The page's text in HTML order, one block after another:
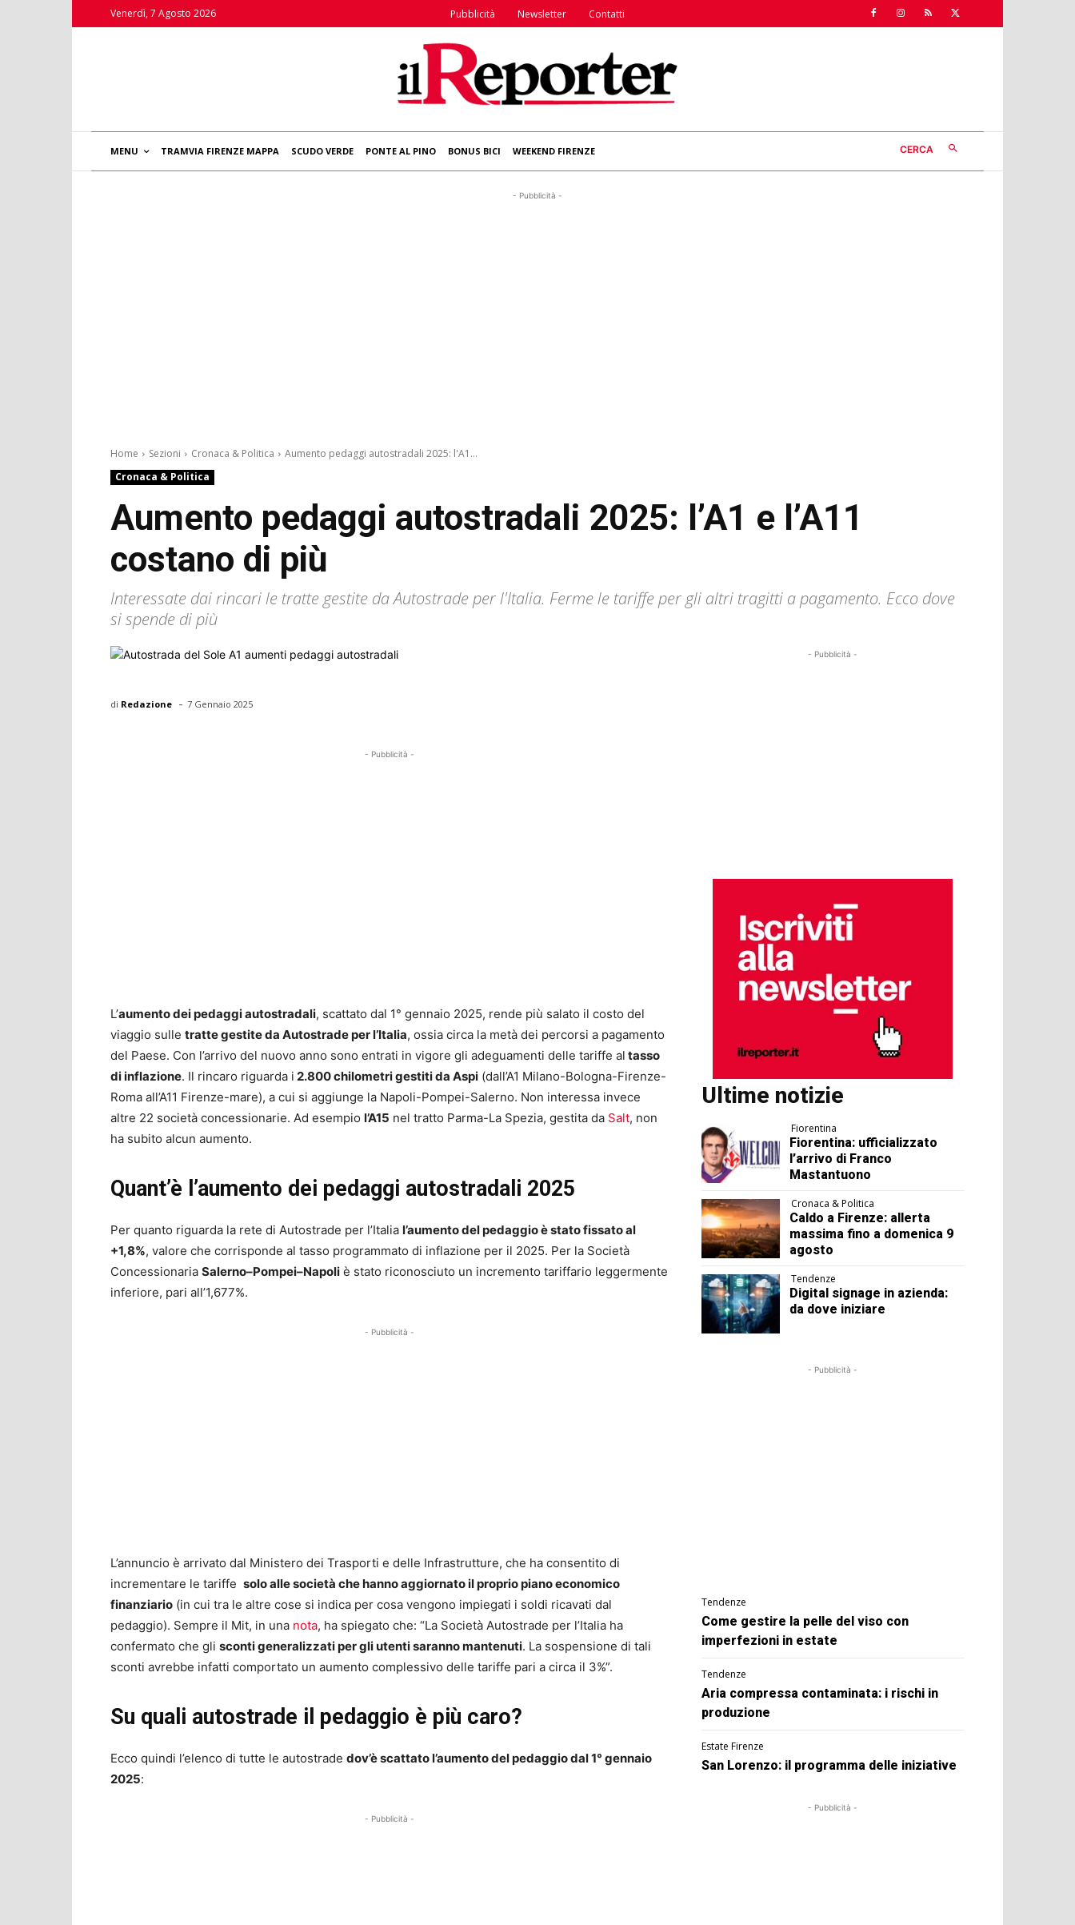
Venerdì, 7 Agosto 2026 Pubblicità Newsletter Contatti
MENU TRAMVIA FIRENZE MAPPA SCUDO VERDE PONTE AL PINO BONUS BICI WEEKEND FIRENZE CERCA
- Pubblicità -
Home Sezioni Cronaca & Politica
Aumento pedaggi autostradali 2025: l'A1...
Cronaca & Politica
Aumento pedaggi autostradali 2025: l’A1 e l’A11
costano di più
Interessate dai rincari le tratte gestite da Autostrade per l'Italia. Ferme le tariffe per gli altri tragitti a pagamento. Ecco dove
si spende di più
di Redazione - 7 Gennaio 2025
- Pubblicità -
L’aumento dei pedaggi autostradali, scattato dal 1° gennaio 2025, rende più salato il costo del
viaggio sulle tratte gestite da Autostrade per l’Italia, ossia circa la metà dei percorsi a pagamento
del Paese. Con l’arrivo del nuovo anno sono entrati in vigore gli adeguamenti delle tariffe al tasso
di inflazione. Il rincaro riguarda i 2.800 chilometri gestiti da Aspi (dall’A1 Milano-Bologna-Firenze-
Roma all’A11 Firenze-mare), a cui si aggiunge la Napoli-Pompei-Salerno. Non interessa invece
altre 22 società concessionarie. Ad esempio l’A15 nel tratto Parma-La Spezia, gestita da Salt, non
ha subito alcun aumento.
Quant’è l’aumento dei pedaggi autostradali 2025
Per quanto riguarda la rete di Autostrade per l’Italia l’aumento del pedaggio è stato fissato al
+1,8%, valore che corrisponde al tasso programmato di inflazione per il 2025. Per la Società
Concessionaria Salerno–Pompei–Napoli è stato riconosciuto un incremento tariffario leggermente
inferiore, pari all’1,677%.
- Pubblicità -
L’annuncio è arrivato dal Ministero dei Trasporti e delle Infrastrutture, che ha consentito di
incrementare le tariffe solo alle società che hanno aggiornato il proprio piano economico
finanziario (in cui tra le altre cose si indica per cosa vengono impiegati i soldi ricavati dal
pedaggio). Sempre il Mit, in una nota, ha spiegato che: “La Società Autostrade per l’Italia ha
confermato che gli sconti generalizzati per gli utenti saranno mantenuti. La sospensione di tali
sconti avrebbe infatti comportato un aumento complessivo delle tariffe pari a circa il 3%”.
Su quali autostrade il pedaggio è più caro?
Ecco quindi l’elenco di tutte le autostrade dov’è scattato l’aumento del pedaggio dal 1° gennaio
2025:
- Pubblicità -
- Pubblicità -
Ultime notizie
Fiorentina
Fiorentina: ufficializzato
l’arrivo di Franco
Mastantuono
Cronaca & Politica
Caldo a Firenze: allerta
massima fino a domenica 9
agosto
Tendenze
Digital signage in azienda:
da dove iniziare
- Pubblicità -
Tendenze
Come gestire la pelle del viso con
imperfezioni in estate
Tendenze
Aria compressa contaminata: i rischi in
produzione
Estate Firenze
San Lorenzo: il programma delle iniziative
- Pubblicità -